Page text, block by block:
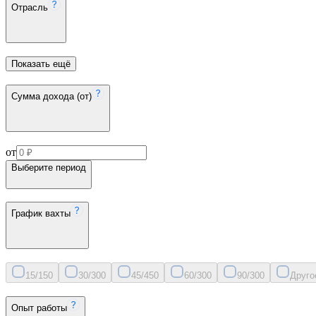
Отрасль
Показать ещё
Сумма дохода (от)
от
Выберите период
График вахты
15/150 30/300 45/450 60/300 90/300
Опыт работы